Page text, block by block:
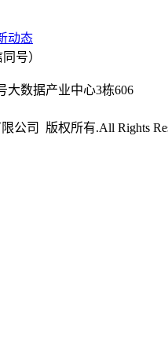
动态
号）
大数据产业中心3栋606
公司 版权所有.All Rights